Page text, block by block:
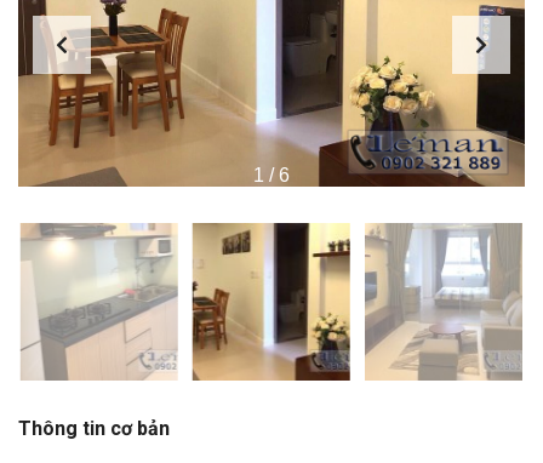
1 /6
Thông tin cơ bản